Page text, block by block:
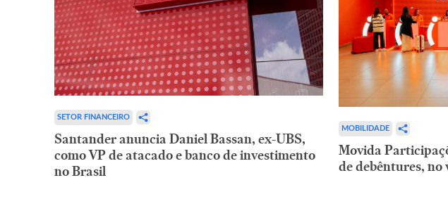
SETOR FINANCEIRO
Santander anuncia Daniel Bassan, ex-UBS,
como VP de atacado e banco de investimento
no Brasil
MOBILIDADE
Movida
de debêntures, no